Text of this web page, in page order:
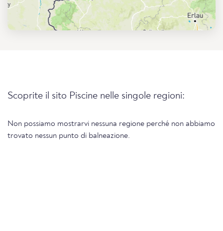
Scoprite il sito Piscine nelle singole regioni:
Non possiamo mostrarvi nessuna regione perché non abbiamo
trovato nessun punto di balneazione.